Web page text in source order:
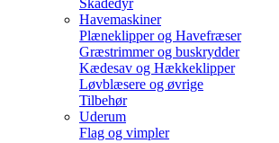
Skadedyr
Havemaskiner
Plæneklipper og Havefræser
Græstrimmer og buskrydder
Kædesav og Hækkeklipper
Løvblæsere og øvrige
Tilbehør
Uderum
Flag og vimpler